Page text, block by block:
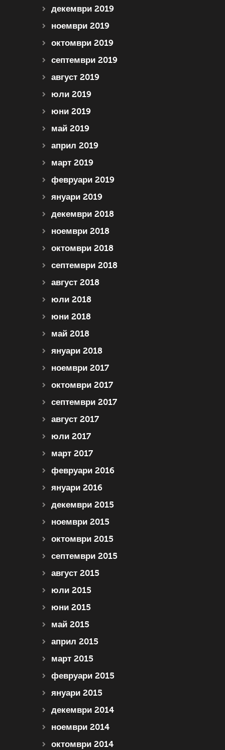
декември 2019
ноември 2019
октомври 2019
септември 2019
август 2019
юли 2019
юни 2019
май 2019
април 2019
март 2019
февруари 2019
януари 2019
декември 2018
ноември 2018
октомври 2018
септември 2018
август 2018
юли 2018
юни 2018
май 2018
януари 2018
ноември 2017
октомври 2017
септември 2017
август 2017
юли 2017
март 2017
февруари 2016
януари 2016
декември 2015
ноември 2015
октомври 2015
септември 2015
август 2015
юли 2015
юни 2015
май 2015
април 2015
март 2015
февруари 2015
януари 2015
декември 2014
ноември 2014
октомври 2014